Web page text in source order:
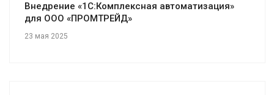
Внедрение «1С:Комплексная автоматизация»
для ООО «ПРОМТРЕЙД»
23 мая 2025